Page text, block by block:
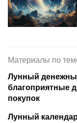
Материалы по
Лунный
благоприятные
покупок
Лунный